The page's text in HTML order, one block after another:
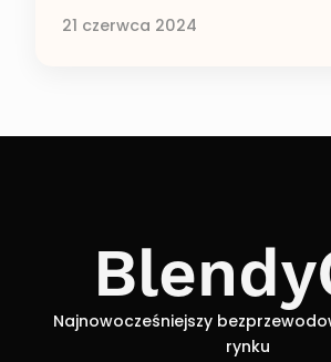
21 czerwca 2024
Najnowocześniejszy
rynku